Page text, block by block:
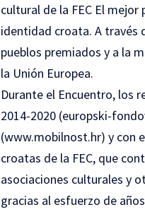
cultural de la FEC El
identidad croata. A través
pueblos premiados y a la
la Unión Europea.
Durante el Encuentro, los
2014-2020 (europski-
(www.mobilnost.hr) y con
croatas de la FEC, que
asociaciones culturales y
gracias al esfuerzo de